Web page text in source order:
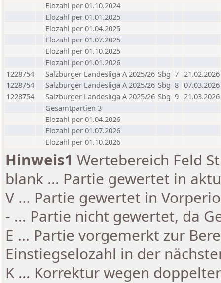
Elozahl per 01.10.2024
Elozahl per 01.01.2025
Elozahl per 01.04.2025
Elozahl per 01.07.2025
Elozahl per 01.10.2025
Elozahl per 01.01.2026
1228754
Salzburger Landesliga A 2025/26 Sbg 7 21.02.2026
1228754
Salzburger Landesliga A 2025/26 Sbg 8 07.03.2026
1228754
Salzburger Landesliga A 2025/26 Sbg 9 21.03.2026
Gesamtpartien 3
Elozahl per 01.04.2026
Elozahl per 01.07.2026
Elozahl per 01.10.2026
Hinweis1 Wertebereich Feld
blank ... Partie gewertet in
V ... Partie gewertet in
- ... Partie nicht gewertet, da
E ... Partie vorgemerkt zur
Einstiegselozahl in der
K ... Korrektur wegen